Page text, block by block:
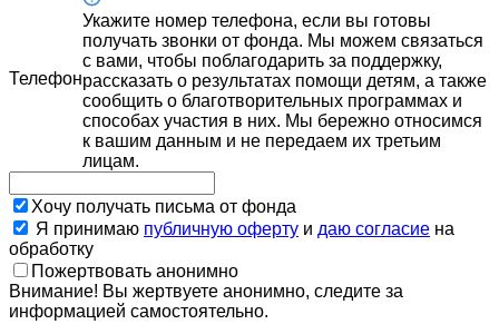
Телефон
Укажите номер телефона, если вы готовы
получать звонки от фонда. Мы можем связаться
с вами, чтобы поблагодарить за поддержку,
рассказать о результатах помощи детям, а также
сообщить о благотворительных программах и
способах участия в них. Мы бережно относимся
к вашим данным и не передаем их третьим
лицам.
Хочу получать письма от фонда
Я принимаю публичную оферту и даю согласие на
обработку
Пожертвовать анонимно
Внимание! Вы жертвуете анонимно, следите за
информацией самостоятельно.